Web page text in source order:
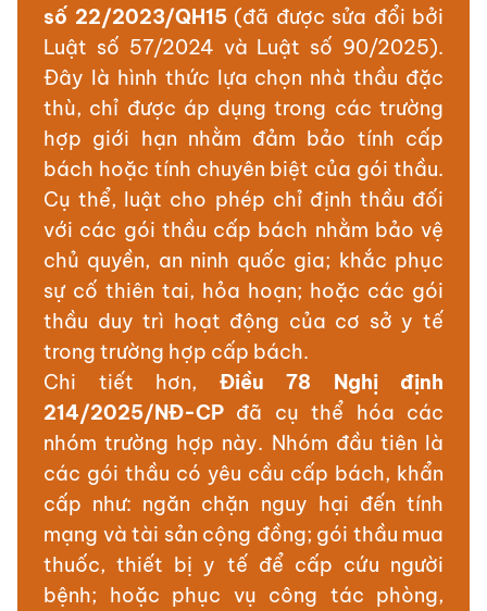
số 22/2023/QH15(đã được sửa đổi bởi
Luật số 57/2024 và Luật số 90/2025).
Đây là hình thức lựa chọn nhà thầu đặc
thù, chỉ được áp dụng trong các trường
hợp giới hạn nhằm đảm bảo tính cấp
bách hoặc tính chuyên biệt của gói thầu.
Cụ thể, luật cho phép chỉ định thầu đối
với các gói thầu cấp bách nhằm bảo vệ
chủ quyền, an ninh quốc gia; khắc phục
sự cố thiên tai, hỏa hoạn; hoặc các gói
thầu duy trì hoạt động của cơ sở y tế
trong trường hợp cấp bách.
Chi tiết hơn, Điều 78 Nghị định
214/2025/NĐ-CP đã cụ thể hóa các
nhóm trường hợp này. Nhóm đầu tiên là
các gói thầu có yêu cầu cấp bách, khẩn
cấp như: ngăn chặn nguy hại đến tính
mạng và tài sản cộng đồng; gói thầu mua
thuốc, thiết bị y tế để cấp cứu người
bệnh; hoặc phục vụ công tác phòng,